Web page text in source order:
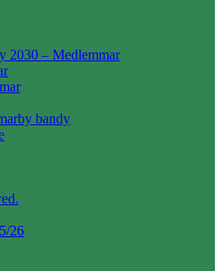
2030 – Medlemmar
bandy
26